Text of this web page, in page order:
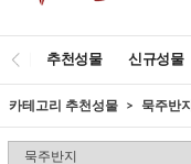
추천성물 신규성물
카테고리 추천성물 묵주반지